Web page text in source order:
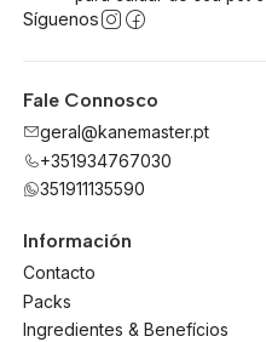
Síguenos
Fale Connosco
geral@kanemaster.pt
+351934767030
351911135590
Información
Contacto
Packs
Ingredientes & Benefícios